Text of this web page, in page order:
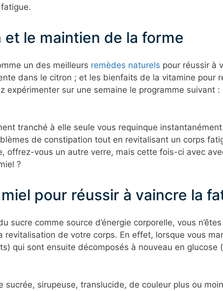
et le maintien de la forme
un des meilleurs remèdes naturels pour réussir à
dans le citron ; et les bienfaits de la vitamine pour
expérimenter sur une semaine le programme suivant
tranché à elle seule vous requinque
de constipation tout en revitalisant un corps
offrez-vous un autre verre, mais cette fois-ci avec
?
pour réussir à vaincre la
sucre comme source d’énergie corporelle, vous
revitalisation de votre corps. En effet, lorsque vous
qui sont ensuite décomposés à nouveau en glucose
sucrée, sirupeuse, translucide, de couleur plus ou